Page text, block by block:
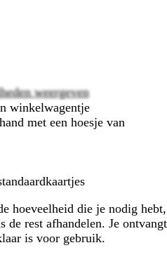
weergeven
winkelwagentje
met een hoesje van
hoeveelheid die je nodig hebt,
de rest afhandelen. Je ontvangt
is voor gebruik.